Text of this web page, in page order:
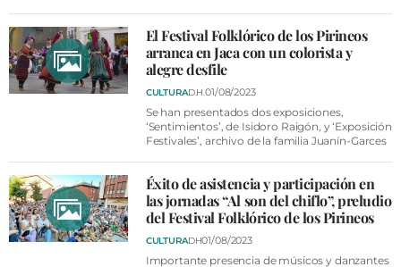
El Festival Folklórico de los Pirineos
arranca en Jaca con un colorista y
alegre desfile
CULTURAD.H.01/08/2023
Se han presentados dos exposiciones,
‘Sentimientos’, de Isidoro Raigón, y ‘Exposición
Festivales’, archivo de la familia Juanín-Garces
Éxito de asistencia y participación en
las jornadas “Al son del chiflo”, preludio
del Festival Folklórico de los Pirineos
CULTURADH01/08/2023
Importante presencia de músicos y danzantes